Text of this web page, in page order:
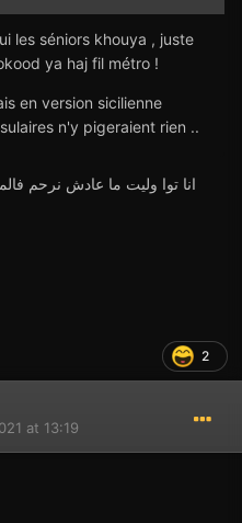
les séniors khouya , juste
ya haj fil métro !
en version sicilienne
n'y pigeraient rien ..
انا توا وليت ما عادش نرحم
2
at 13:19